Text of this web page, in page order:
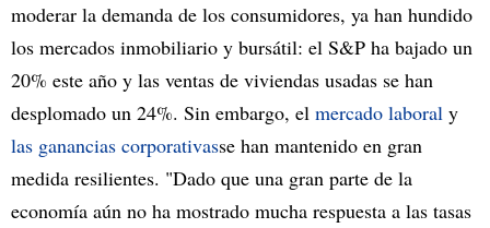
moderar la demanda de los consumidores, ya han hundido
los mercados inmobiliario y bursátil: el S&P ha bajado un
20% este año y las ventas de viviendas usadas se han
desplomado un 24%. Sin embargo, el mercado laboral y
las ganancias corporativasse han mantenido en gran
medida resilientes. "Dado que una gran parte de la
economía aún no ha mostrado mucha respuesta a las tasas